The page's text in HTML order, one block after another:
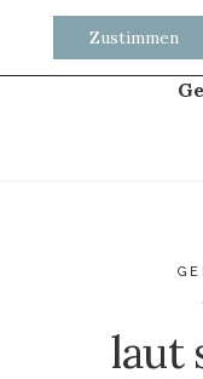
laut
Zustimmen